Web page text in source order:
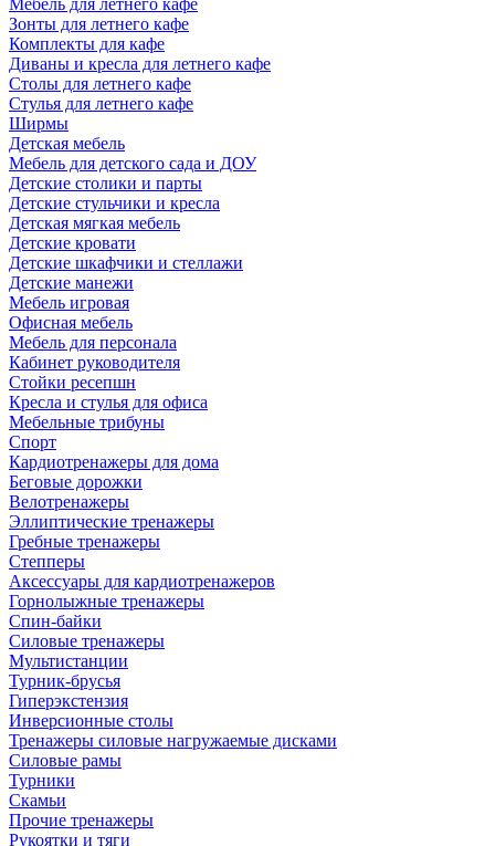
Мебель для летнего кафе
Зонты для летнего кафе
Комплекты для кафе
Диваны и кресла для летнего кафе
Столы для летнего кафе
Стулья для летнего кафе
Ширмы
Детская мебель
Мебель для детского сада и ДОУ
Детские столики и парты
Детские стульчики и кресла
Детская мягкая мебель
Детские кровати
Детские шкафчики и стеллажи
Детские манежи
Мебель игровая
Офисная мебель
Мебель для персонала
Кабинет руководителя
Стойки ресепшн
Кресла и стулья для офиса
Мебельные трибуны
Спорт
Кардиотренажеры для дома
Беговые дорожки
Велотренажеры
Эллиптические тренажеры
Гребные тренажеры
Степперы
Аксессуары для кардиотренажеров
Горнолыжные тренажеры
Спин-байки
Силовые тренажеры
Мультистанции
Турник-брусья
Гиперэкстензия
Инверсионные столы
Тренажеры силовые нагружаемые дисками
Силовые рамы
Турники
Скамьи
Прочие тренажеры
Рукоятки и тяги